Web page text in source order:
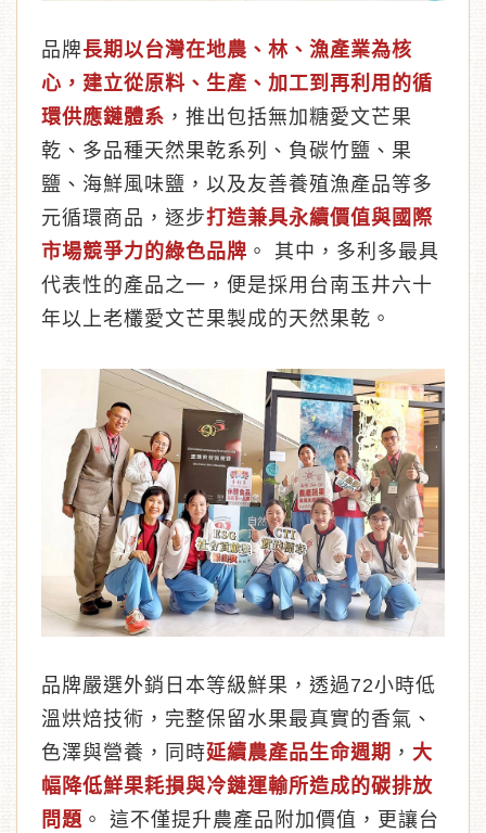
品牌長期以台灣在地農、林、漁產業為核
心，建立從原料、生產、加工到再利用的循
環供應鏈體系 ，推出包括無加糖愛文芒果
乾、多品種天然果乾系列、負碳竹鹽、果
鹽、海鮮風味鹽，以及友善養殖漁產品等多
元循環商品，逐步打造兼具永續價值與國際
市場競爭力的綠色品牌 。 其中，多利多最具
代表性的產品之一，便是採用台南玉井六十
年以上老欉愛文芒果製成的天然果乾。
品牌嚴選外銷日本等級鮮果，透過72小時低
溫烘焙技術，完整保留水果最真實的香氣、
色澤與營養，同時延續農產品生命週期 ， 大
幅降低鮮果耗損與冷鏈運輸所造成的碳排放
問題 。 這不僅提升農產品附加價值，更讓台